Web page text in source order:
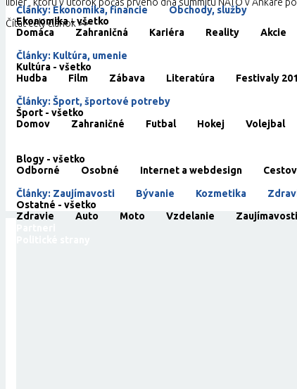
Články: Ekonomika, financie
Obchody, služby
Ekonomika - všetko
Domáca
Zahraničná Kariéra Reality Akcie
Články: Kultúra, umenie
Kultúra - všetko
Hudba
Film Zábava Literatúra
Festivaly
Články: Šport, športové potreby
Šport - všetko
Domov
Zahraničné Futbal Hokej Volejbal
Blogy - všetko
Odborné
Osobné Internet a webdesign
Články: Zaujímavosti
Bývanie Kozmetika
Ostatné - všetko
Zdravie
Auto Moto Vzdelanie Zaujímavosti
Čítať celý článok >>